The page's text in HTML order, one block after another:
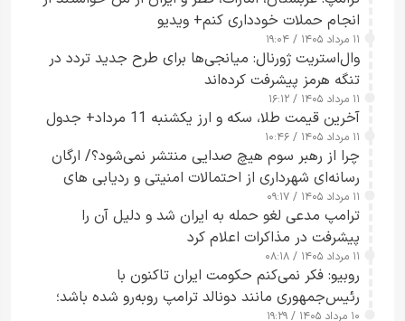
انجام حملات خودداری کنم+ ویدیو
۱۱ مرداد ۱۴۰۵ / ۱۹:۰۴
وال‌استریت ژورنال: میانجی‌ها برای طرح جدید تردد در
تنگه هرمز پیشرفت کرده‌اند
۱۱ مرداد ۱۴۰۵ / ۱۶:۱۲
آخرین قیمت طلا، سکه و ارز یکشنبه 11 مرداد+ جدول
۱۱ مرداد ۱۴۰۵ / ۱۰:۴۶
چرا از رهبر سوم هیچ صدایی منتشر نمی‌شود؟/ ارگان
رسانه‌ای شهرداری از احتمالات امنیتی و ردیابی های
جاسوسی گفت
۱۱ مرداد ۱۴۰۵ / ۰۹:۱۷
ترامپ مدعی لغو حمله به ایران شد و دلیل آن را
پیشرفت در مذاکرات اعلام کرد
۱۱ مرداد ۱۴۰۵ / ۰۸:۱۸
روبیو: فکر نمی‌کنم حکومت ایران تاکنون با
رئیس‌جمهوری مانند دونالد ترامپ روبه‌رو شده باشد؛
۱۰ مرداد ۱۴۰۵ / ۱۹:۲۹